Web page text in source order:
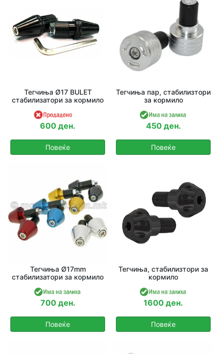
Тегчиња Ø17 BULET
стабилизатори за кормило
600 ден.
Повеќе
Тегчиња пар, стабилизтори
за кормило
450 ден.
Повеќе
Тегчиња Ø17mm
стабилизатори за кормило
700 ден.
Повеќе
Тегчиња, стабилизтори за
кормило
1600 ден.
Повеќе